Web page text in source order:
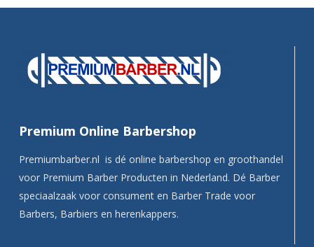
Premium Online Barbershop
Premiumbarber.nl is dé online barbershop en groothandel
voor Premium Barber Producten in Nederland. Dé Barber
speciaalzaak voor consument en Barber Trade voor
Barbers, Barbiers en herenkappers.